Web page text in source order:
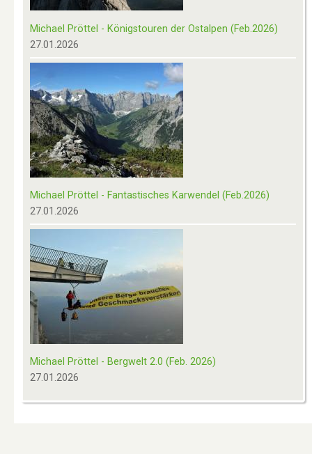
Michael Pröttel - Königstouren der Ostalpen (Feb.2026)
27.01.2026
Michael Pröttel - Fantastisches Karwendel (Feb.2026)
27.01.2026
Michael Pröttel - Bergwelt 2.0 (Feb. 2026)
27.01.2026